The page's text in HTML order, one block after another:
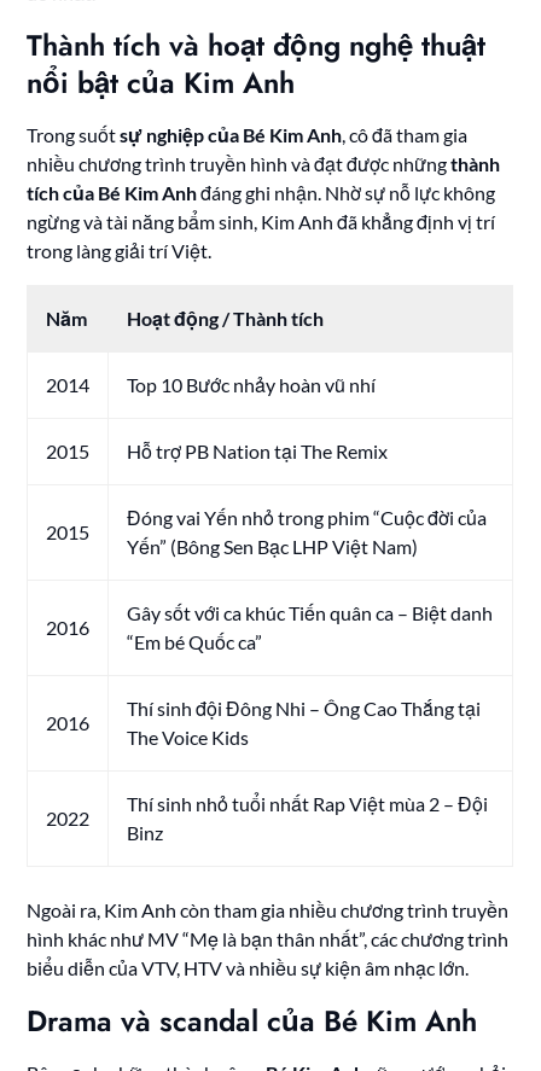
Thành tích và hoạt động nghệ thuật
nổi bật của Kim Anh
Trong suốtsự nghiệp của Bé Kim Anh, cô đã tham gia
nhiều chương trình truyền hình và đạt được nhữngthành
tích của Bé Kim Anhđáng ghi nhận. Nhờ sự nỗ lực không
ngừng và tài năng bẩm sinh, Kim Anh đã khẳng định vị trí
trong làng giải trí Việt.
Năm Hoạt động / Thành tích
2014 Top 10 Bước nhảy hoàn vũ nhí
2015 Hỗ trợ PB Nation tại The Remix
2015
Đóng vai Yến nhỏ trong phim “Cuộc đời của
Yến” (Bông Sen Bạc LHP Việt Nam)
2016
Gây sốt với ca khúc Tiến quân ca – Biệt danh
“Em bé Quốc ca”
2016
Thí sinh đội Đông Nhi – Ông Cao Thắng tại
The Voice Kids
2022
Thí sinh nhỏ tuổi nhất Rap Việt mùa 2 – Đội
Binz
Ngoài ra, Kim Anh còn tham gia nhiều chương trình truyền
hình khác như MV “Mẹ là bạn thân nhất”, các chương trình
biểu diễn của VTV, HTV và nhiều sự kiện âm nhạc lớn.
Drama và scandal của Bé Kim Anh